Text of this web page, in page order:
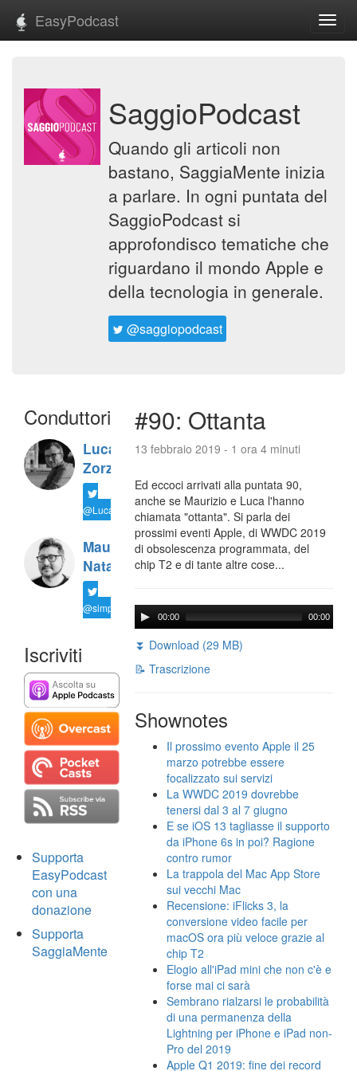
EasyPodcast
SaggioPodcast
Quando gli articoli non
bastano, SaggiaMente inizia
a parlare. In ogni puntata del
SaggioPodcast si
approfondisco tematiche che
riguardano il mondo Apple e
della tecnologia in generale.
@saggiopodcast
Conduttori
Luca
Zorzi
@LucaTNT
Maurizio
Natali
@simplemal
Iscriviti
Supporta
EasyPodcast
con una
donazione
Supporta
SaggiaMente
#90: Ottanta
13 febbraio 2019 - 1 ora 4 minuti
Ed eccoci arrivati alla puntata 90,
anche se Maurizio e Luca l'hanno
chiamata "ottanta". Si parla dei
prossimi eventi Apple, di WWDC 2019
di obsolescenza programmata, del
chip T2 e di tante altre cose...
00:00 00:00
⏬ Download (29 MB)
📝 Trascrizione
Shownotes
Il prossimo evento Apple il 25
marzo potrebbe essere
focalizzato sui servizi
La WWDC 2019 dovrebbe
tenersi dal 3 al 7 giugno
E se iOS 13 tagliasse il supporto
da iPhone 6s in poi? Ragione
contro rumor
La trappola del Mac App Store
sui vecchi Mac
Recensione: iFlicks 3, la
conversione video facile per
macOS ora più veloce grazie al
chip T2
Elogio all'iPad mini che non c'è e
forse mai ci sarà
Sembrano rialzarsi le probabilità
di una permanenza della
Lightning per iPhone e iPad non-
Pro del 2019
Apple Q1 2019: fine dei record